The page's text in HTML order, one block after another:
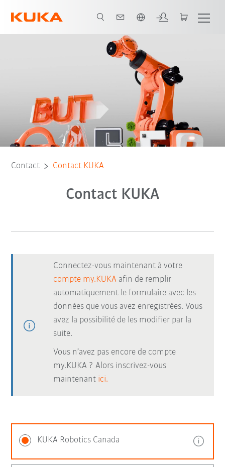
Contact Contact KUKA
Contact KUKA
Connectez-vous maintenant à votre
compte my.KUKA afin de remplir
automatiquement le formulaire avec les
données que vous avez enregistrées. Vous
avez la possibilité de les modifier par la
suite.
Vous n’avez pas encore de compte
my.KUKA ? Alors inscrivez-vous
maintenant ici.
KUKA Robotics Canada